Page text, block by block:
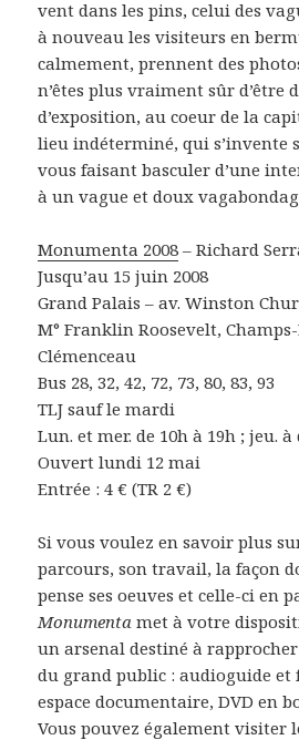
vent dans les pins, celui des
à nouveau les visiteurs en
calmement, prennent des
n’êtes plus vraiment sûr d’être
d’exposition, au coeur de la
lieu indéterminé, qui s’invente
vous faisant basculer d’une
à un vague et doux
Monumenta 2008 – Richard
Jusqu’au 15 juin 2008
Grand Palais – av. Winston
M° Franklin Roosevelt, Champs-
Clémenceau
Bus 28, 32, 42, 72, 73, 80, 83, 93
TLJ sauf le mardi
Lun. et mer. de 10h à 19h ; jeu.
Ouvert lundi 12 mai
Entrée : 4 € (TR 2 €)
Si vous voulez en savoir plus
parcours, son travail, la façon
pense ses oeuves et celle-ci en
Monumenta met à votre
un arsenal destiné à
du grand public : audioguide et
espace documentaire, DVD en
Vous pouvez également visiter